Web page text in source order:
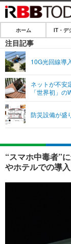
ホーム
IT・デジタル
ネタ
ショッピ
SPEED TEST
エンタメ
エンタメ
音楽
ライフ
ライフ
ペット
その他
リリース一覧
プッシュ通知の停
ホーム IT・デ
注目記事
10G光回線導
ネットが不安
「世界初」の
防災設備が盛
“スマホ中毒者”
やホテルでの導